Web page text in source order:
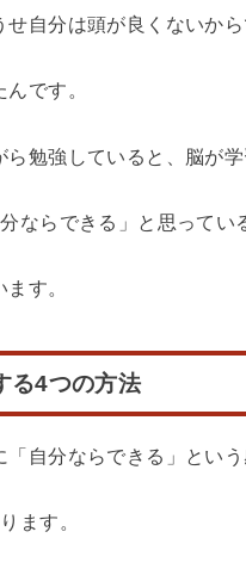
自分は頭が良くないか
です。
ら勉強していると、脳が
ならできる」と思ってい
す。
る4つの方法
自分ならできる」とい
ます。